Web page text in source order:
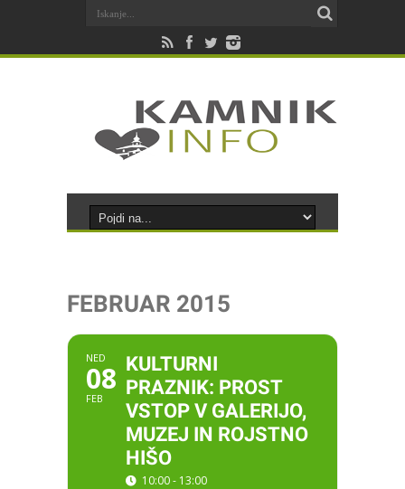
FEBRUAR 2015
NED
08
FEB
KULTURNI
PRAZNIK: PROST
VSTOP V GALERIJO,
MUZEJ IN ROJSTNO
HIŠO
10:00 - 13:00